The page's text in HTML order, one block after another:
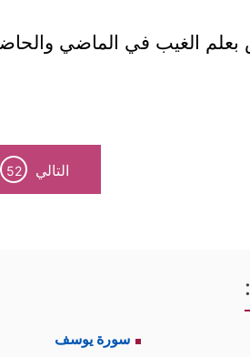
بعلم الغيب في الماضي
التالي 52
سورة يوسف